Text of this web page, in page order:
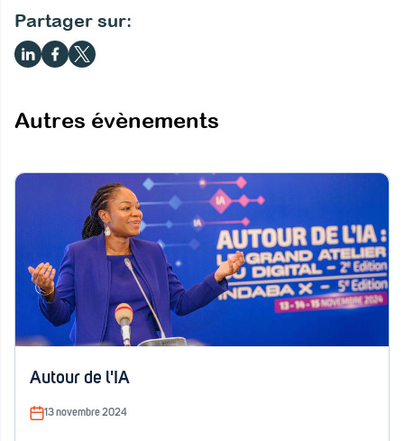
Partager sur:
Autres évènements
Autour de l'IA
13 novembre 2024